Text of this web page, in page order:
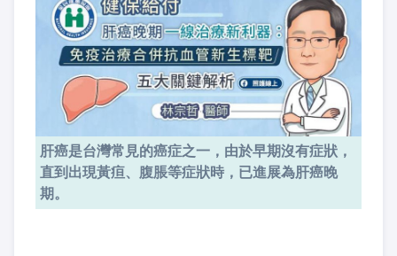
肝癌是台灣常見的癌症之一，由於早期沒有症狀，
直到出現黃疸、腹脹等症狀時，已進展為肝癌晚
期。